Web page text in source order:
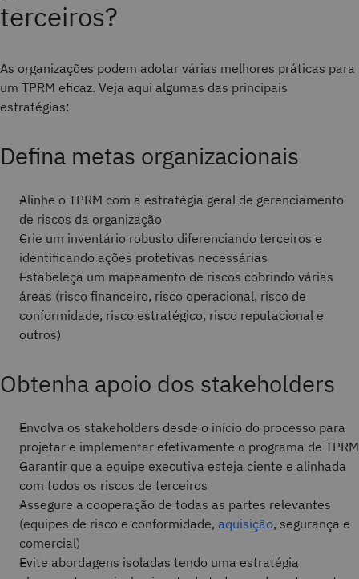
terceiros?
As organizações podem adotar várias melhores práticas para
um TPRM eficaz. Veja aqui algumas das principais
estratégias:
Defina metas organizacionais
Alinhe o TPRM com a estratégia geral de gerenciamento
de riscos da organização
Crie um inventário robusto diferenciando terceiros e
identificando ações protetivas necessárias
Estabeleça um mapeamento de riscos cobrindo várias
áreas (risco financeiro, risco operacional, risco de
conformidade, risco estratégico, risco reputacional e
outros)
Obtenha apoio dos stakeholders
Envolva os stakeholders desde o início do processo para
projetar e implementar efetivamente o programa de TPRM
Garantir que a equipe executiva esteja ciente e alinhada
com todos os riscos de terceiros
Assegure a cooperação de todas as partes relevantes
(equipes de risco e conformidade, aquisição, segurança e
comercial)
Evite abordagens isoladas tendo uma estratégia